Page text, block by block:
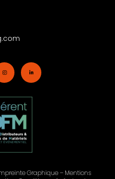
Graphique – Mentions